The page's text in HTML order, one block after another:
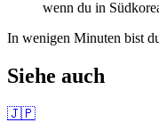
wenn du in
In wenigen Minuten bist
Siehe auch
🇯🇵